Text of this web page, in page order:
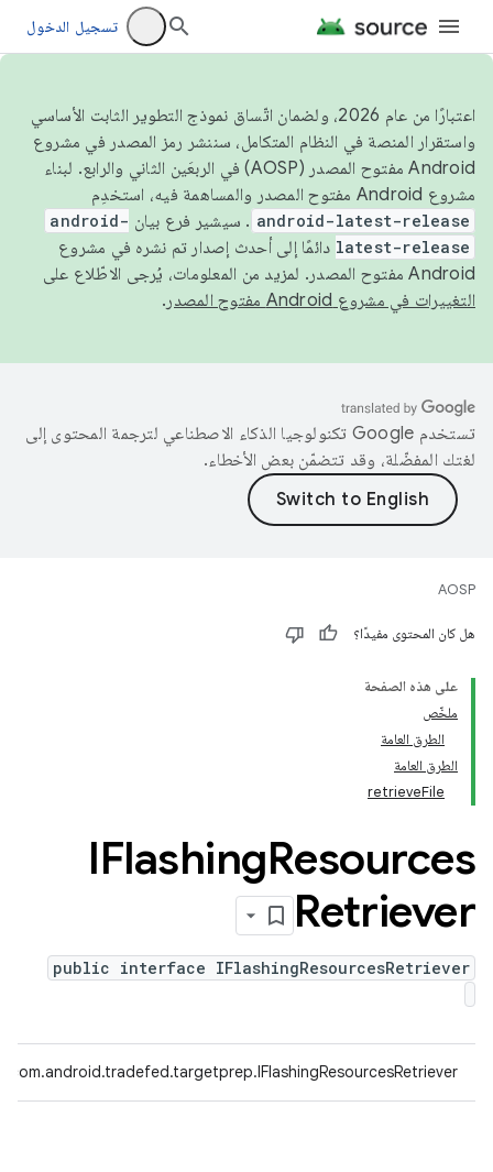
تسجيل الدخول
اعتبارًا من عام 2026، ولضمان اتّساق نموذج التطوير الثابت الأساسي
واستقرار المنصة في النظام المتكامل، سننشر رمز المصدر في مشروع
Android مفتوح المصدر (AOSP) في الربعَين الثاني والرابع. لبناء
مشروع Android مفتوح المصدر والمساهمة فيه، استخدِم
android-latest-release . سيشير فرع بيان android-
latest-release دائمًا إلى أحدث إصدار تم نشره في مشروع
Android مفتوح المصدر. لمزيد من المعلومات، يُرجى الاطّلاع على
التغييرات في مشروع Android مفتوح المصدر
.
تستخدم Google تكنولوجيا الذكاء الاصطناعي لترجمة المحتوى إلى
لغتك المفضّلة، وقد تتضمّن بعض الأخطاء.
AOSP
هل كان المحتوى مفيدًا؟
على هذه الصفحة
ملخّص
الطرق العامة
الطرق العامة
retrieveFile
IFlashingResources
Retriever
public interface IFlashingResourcesRetriever
com.android.tradefed.targetprep.IFlashingResourcesRetriever